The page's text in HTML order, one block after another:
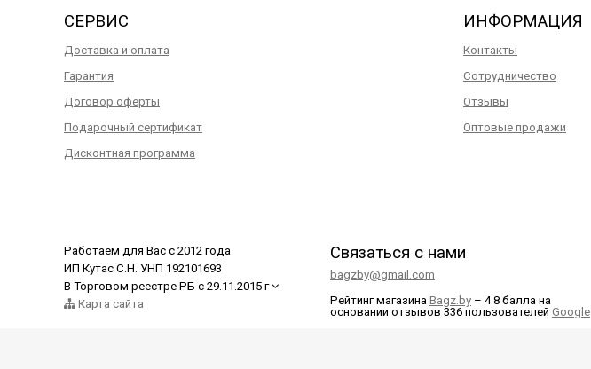
СЕРВИС
Доставка и оплата
Гарантия
Договор оферты
Подарочный сертификат
Дисконтная программа
ИНФОРМАЦИЯ
Контакты
Сотрудничество
Отзывы
Оптовые продажи
Работаем для Вас с 2012 года
ИП Кутас С.Н. УНП 192101693
В Торговом реестре РБ с 29.11.2015 г
Карта сайта
Связаться с нами
bagzby@gmail.com
Рейтинг магазина Bagz.by – 4.8 балла на
основании отзывов 336 пользователей Google